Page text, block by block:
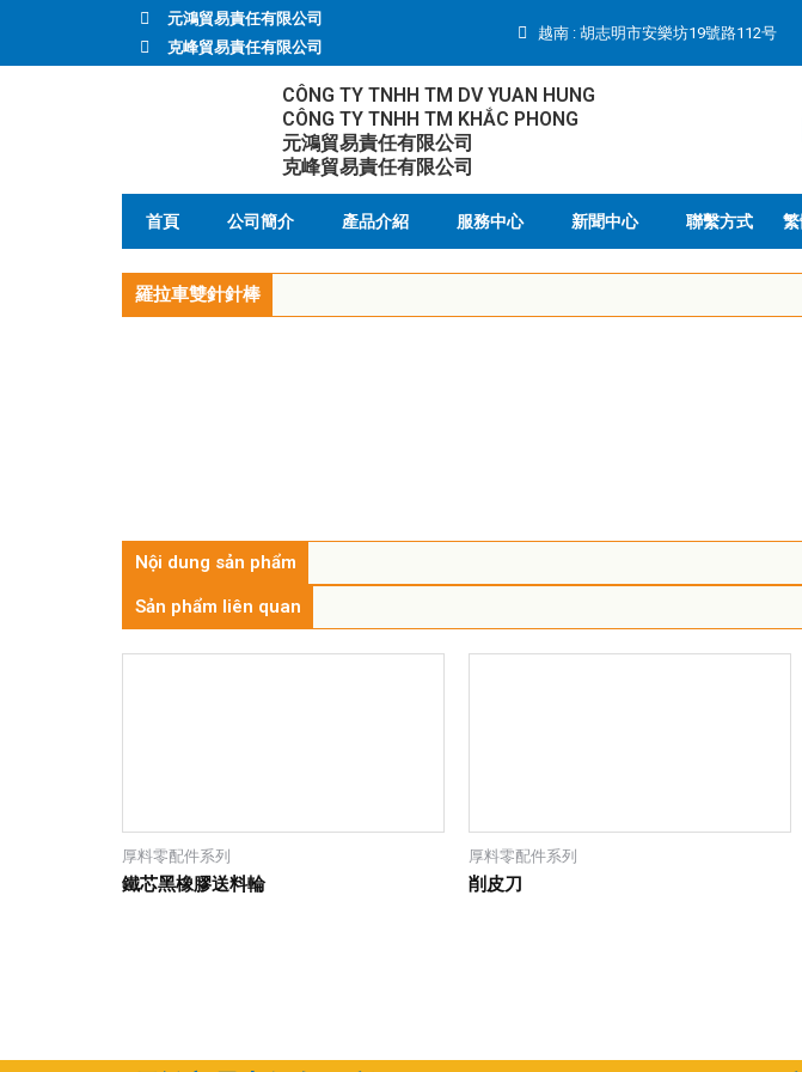
元鴻貿易責任有限公司
克峰貿易責任有限公司
越南 : 胡志明市安樂坊19號路112号
CÔNG TY TNHH TM DV YUAN HUNG
CÔNG TY TNHH TM KHẮC PHONG
元鴻貿易責任有限公司
克峰貿易責任有限公司
首頁 公司簡介 產品介紹 服務中心 新聞中心 聯繫方式
羅拉車雙針針棒
Nội dung sản phẩm
Sản phẩm liên quan
厚料零配件系列
鐵芯黑橡膠送料輪
厚料零配件系列
削皮刀